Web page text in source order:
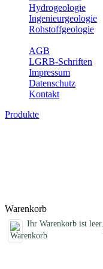
Hydrogeologie
Ingenieurgeologie
Rohstoffgeologie
AGB
LGRB-Schriften
Impressum
Datenschutz
Kontakt
Produkte
Warenkorb
Ihr Warenkorb ist leer.